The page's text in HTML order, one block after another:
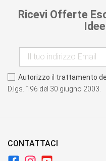
Ricevi Offerte
Autorizzo il trattamento
D.lgs. 196 del 30 giugno 2003.
CONTATTACI